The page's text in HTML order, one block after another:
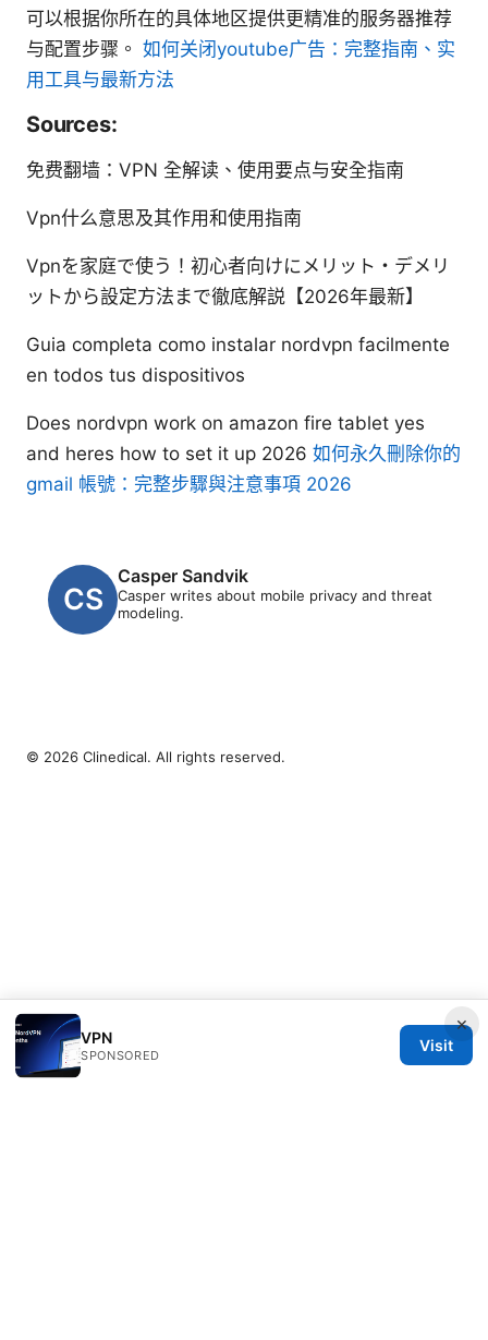
可以根据你所在的具体地区提供更精准的服务器推荐
与配置步骤。 如何关闭youtube广告：完整指南、实
用工具与最新方法
Sources:
免费翻墙：VPN 全解读、使用要点与安全指南
Vpn什么意思及其作用和使用指南
Vpnを家庭で使う！初心者向けにメリット・デメリ
ットから設定方法まで徹底解説【2026年最新】
Guia completa como instalar nordvpn facilmente
en todos tus dispositivos
Does nordvpn work on amazon fire tablet yes
and heres how to set it up 2026 如何永久刪除你的
gmail 帳號：完整步驟與注意事項 2026
Casper Sandvik
Casper writes about mobile privacy and threat
modeling.
×
VPN
SPONSORED
Visit
© 2026 Clinedical. All rights reserved.